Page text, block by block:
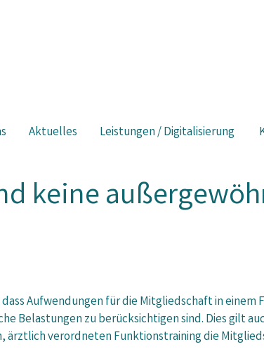
Aktuelles Leistungen / Digitalisierung
keine
Aufwendungen für die Mitgliedschaft in einem
Belastungen zu berücksichtigen sind. Dies gilt
ärztlich verordneten Funktionstraining die